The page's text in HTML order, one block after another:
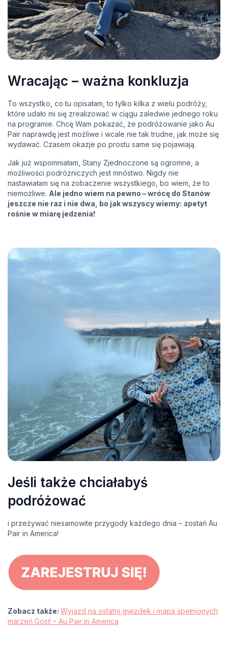
Wracając – ważna konkluzja
To wszystko, co tu opisałam, to tylko kilka z wielu podróży,
które udało mi się zrealizować w ciągu zaledwie jednego roku
na programie. Chcę Wam pokazać, że podróżowanie jako Au
Pair naprawdę jest możliwe i wcale nie tak trudne, jak może się
wydawać. Czasem okazje po prostu same się pojawiają.
Jak już wspomniałam, Stany Zjednoczone są ogromne, a
możliwości podróżniczych jest mnóstwo. Nigdy nie
nastawiałam się na zobaczenie wszystkiego, bo wiem, że to
niemożliwe. Ale jedno wiem na pewno – wrócę do Stanów
jeszcze nie raz i nie dwa, bo jak wszyscy wiemy: apetyt
rośnie w miarę jedzenia!
Jeśli także chciałabyś
podróżować
i przeżywać niesamowite przygody każdego dnia – zostań Au
Pair in America!
Zobacz także: Wyjazd na ostatni gwizdek i mapa spełnionych
marzeń Gosi! – Au Pair in America